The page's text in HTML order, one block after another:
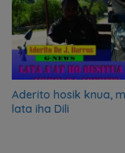
Aderito hosik knua,
lata iha Dili